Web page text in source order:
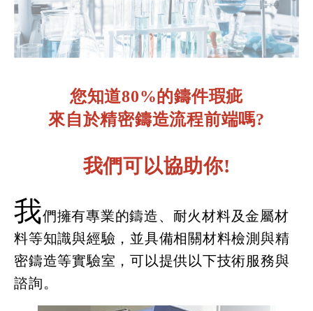
您知道80%的鑄件瑕疵
來自於精密鑄造流程前端嗎?
我們可以協助你!
我們擁有專業的鑄造、耐火材料及金屬材
料等知識與經驗，並具備相關材料檢測與精
密鑄造等實驗室，可以提供以下技術服務與
諮詢。